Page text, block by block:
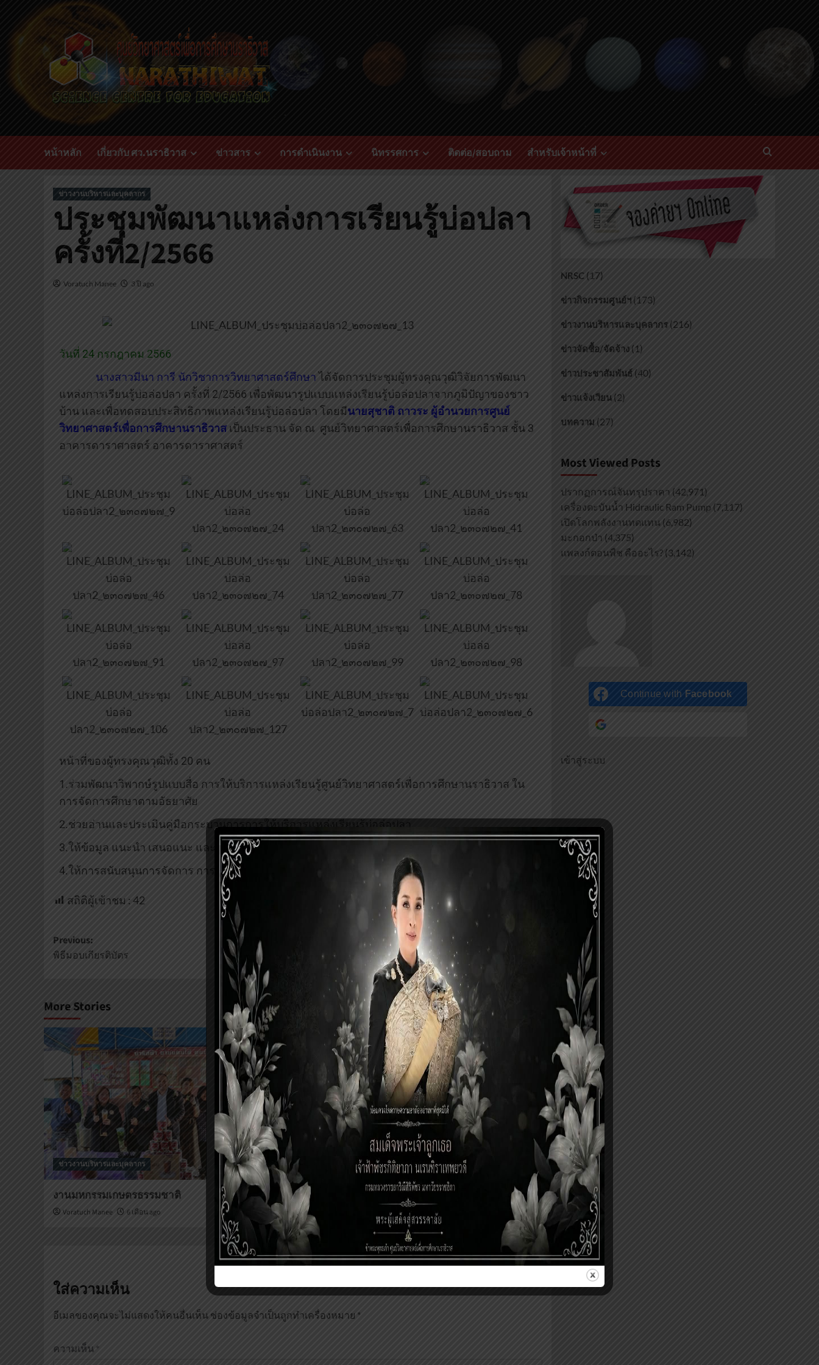
หน้าหลัก เกี่ยวกับ ศว.นราธิวาส ข่าวสาร การดำเนินงาน นิทรรศการ ติดต่อ/สอบถาม สำหรับเจ้าหน้าที่
ข่าวงานบริหารและบุคลากร
ประชุมพัฒนาแหล่งการเรียนรู้บ่อปลา
ครั้งที่2/2566
Voratuch Manee 3 ปี ago
วันที่ 24 กรกฎาคม 2566
นางสาวมีนา การี นักวิชาการวิทยาศาสตร์ศึกษาได้จัดการประชุมผู้ทรงคุณวุฒิวิจัยการพัฒนา
แหล่งการเรียนรู้บ่อล่อปลา ครั้งที่ 2/2566 เพื่อพัฒนารูปแบบแหล่งเรียนรู้บ่อล่อปลาจากภูมิปัญาของชาว
บ้าน และเพื่อทดสอบประสิทธิภาพแหล่งเรียนรู้บ่อล่อปลา โดยมีนายสุชาติ ถาวระ ผู้อำนวยการศูนย์
วิทยาศาสตร์เพื่อการศึกษานราธิวาส เป็นประธาน จัด ณ ศูนย์วิทยาศาสตร์เพื่อการศึกษานราธิวาส ชั้น 3
อาคารดาราศาสตร์ อาคารดาราศาสตร์
หน้าที่ของผู้ทรงคุณวุฒิทั้ง 20 คน
1.ร่วมพัฒนาวิพากษ์รูปแบบสื่อ การให้บริการแหล่งเรียนรู้ศูนย์วิทยาศาสตร์เพื่อการศึกษานราธิวาส ใน
การจัดการศึกษาตามอัธยาศัย
2.ช่วยอ่านและประเมินคู่มือกระบวนการการให้บริการแหล่งเรียนรู้บ่อล่อปลา
3.ให้ข้อมูล แนะนำ เสนอแนะ และคำปรึกษา
4.ให้การสนับสนุนการจัดการ การดำเนินงานตามวัตถุประสงค์โครงการดังกล่าว
สถิติผู้เข้าชม : 42
Previous:
พิธีมอบเกียรติบัตร
ศูนย์วิทย์สานฝัน ปันรักให้น้อง
More Stories
ข่าวงานบริหารและบุคลากร
งานมหกรรมเกษตรธรรมชาติ
Voratuch Manee 6 เดือน ago
ข่าวงานบริหารและบุคลากร
เติมรักเติมรู้สู่เยาวชน
Voratuch Manee 6 เดือน ago
ข่าวงานบริหารและบุคลากร
อบรมพัสดุ
Voratuch Manee
ใส่ความเห็น
อีเมลของคุณจะไม่แสดงให้คนอื่นเห็น ช่องข้อมูลจำเป็นถูกทำเครื่องหมาย *
ความเห็น *
NRSC(17)
ข่าวกิจกรรมศูนย์ฯ(173)
ข่าวงานบริหารและบุคลากร(216)
ข่าวจัดซื้อ/จัดจ้าง(1)
ข่าวประชาสัมพันธ์(40)
ข่าวแจ้งเวียน(2)
บทความ (27)
Most Viewed Posts
ปรากฏการณ์จันทรุปราคา (42,971)
เครื่องตะบันน้ำ Hidraulic Ram Pump (7,117)
เปิดโลกพลังงานทดแทน (6,982)
มะกอกป่า (4,375)
แพลงก์ตอนพืช คืออะไร? (3,142)
Continue with Facebook
เข้าสู่ระบบ